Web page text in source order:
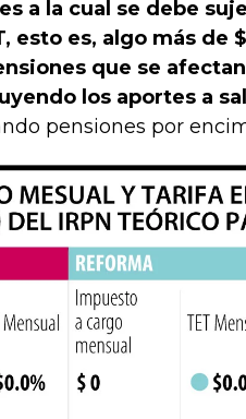
a la cual se debe
esto es, algo más de
que se
los aportes a
pensiones por